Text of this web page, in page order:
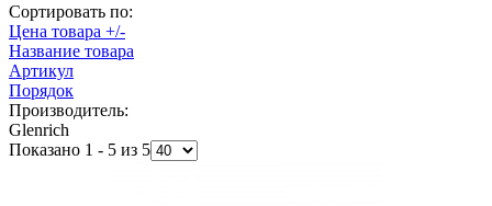
Сортировать по:
Цена товара +/-
Название товара
Артикул
Порядок
Производитель:
Glenrich
Показано 1 - 5 из 5